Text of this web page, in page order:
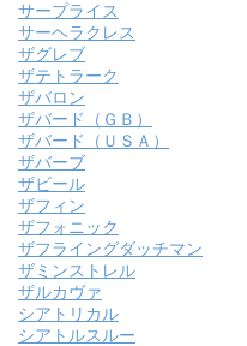
サープライス
サーヘラクレス
ザグレブ
ザテトラーク
ザバロン
ザバード（ＧＢ）
ザバード（ＵＳＡ）
ザバーブ
ザビール
ザフィン
ザフォニック
ザフライングダッチマン
ザミンストレル
ザルカヴァ
シアトリカル
シアトルスルー